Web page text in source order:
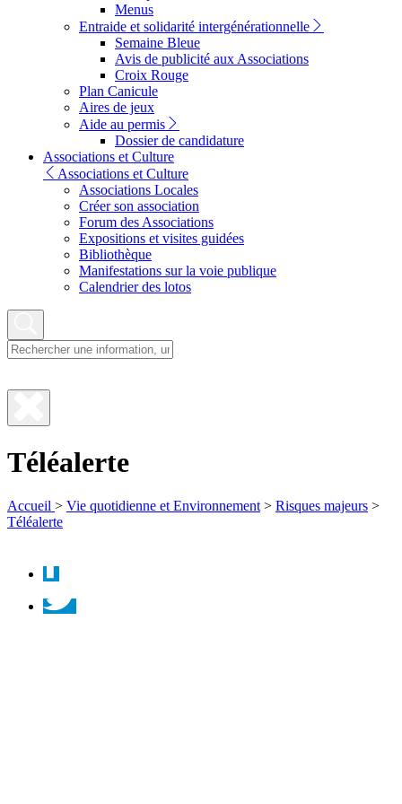
Menus
Entraide et solidarité intergénérationnelle
Semaine Bleue
Avis de publicité aux Associations
Croix Rouge
Plan Canicule
Aires de jeux
Aide au permis
Dossier de candidature
Associations et Culture
Associations et Culture
Associations Locales
Créer son association
Forum des Associations
Expositions et visites guidées
Bibliothèque
Manifestations sur la voie publique
Calendrier des lotos
Fermer
recherche
Téléalerte
Accueil > Vie quotidienne et Environnement > Risques majeurs >
Téléalerte